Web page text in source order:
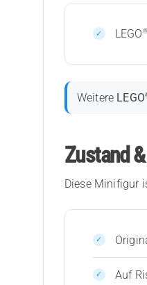
LEGO
Weitere LEGO
Zustand
Diese Minifigur
Auf